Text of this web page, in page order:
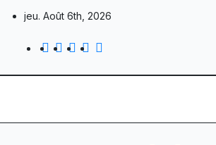
jeu. Août 6th, 2026